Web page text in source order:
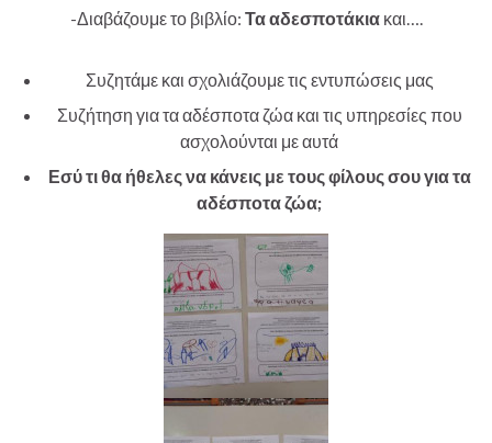
-Διαβάζουμε το βιβλίο: Τα αδεσποτάκια και….
Συζητάμε και σχολιάζουμε τις εντυπώσεις μας
Συζήτηση για τα αδέσποτα ζώα και τις υπηρεσίες που
ασχολούνται με αυτά
Εσύ τι θα ήθελες να κάνεις με τους φίλους σου για τα
αδέσποτα ζώα;